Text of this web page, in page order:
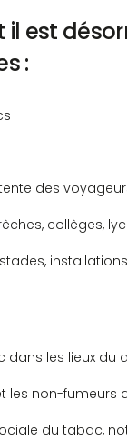
il est
:
des
collèges,
dans les lieux du
les non-fumeurs
du tabac,